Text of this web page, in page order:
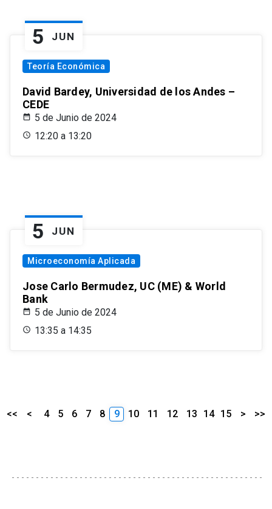
5 JUN
Teoría Económica
David Bardey, Universidad de los Andes –
CEDE
5 de Junio de 2024
12:20 a 13:20
5 JUN
Microeconomía Aplicada
Jose Carlo Bermudez, UC (ME) & World
Bank
5 de Junio de 2024
13:35 a 14:35
<< < 4 5 6 7 8 9 10 11 12 13 14 15 > >>